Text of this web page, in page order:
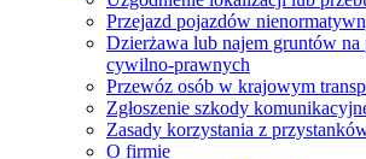
Przejazd pojazdów
Dzierżawa lub najem gruntów
cywilno-prawnych
Przewóz osób w krajowym
Zgłoszenie szkody
Zasady korzystania z
O firmie